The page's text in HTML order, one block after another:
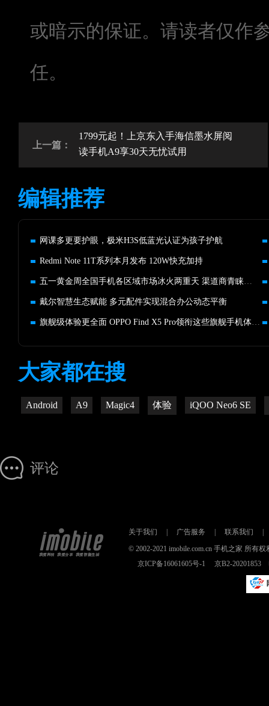
或暗示的保证。请读者仅作
任。
上一篇：
1799元起！上京东入手海信墨水屏阅
读手机A9享30天无忧试用
编辑推荐
网课多更要护眼，极米H3S低蓝光认证为孩子护航
Redmi Note 11T系列本月发布 120W快充加持
五一黄金周全国手机各区域市场冰火两重天 渠道商青睐高势能品牌
戴尔智慧生态赋能 多元配件实现混合办公动态平衡
旗舰级体验更全面 OPPO Find X5 Pro领衔这些旗舰手机体验更好
大家都在搜
Android A9 Magic4 体验 iQOO Neo6 SE
评论
关于我们 广告服务 联系我们
© 2002-2021 imobile.com.cn 手机之家 所有
京ICP备16061605号-1
京B2-20201853